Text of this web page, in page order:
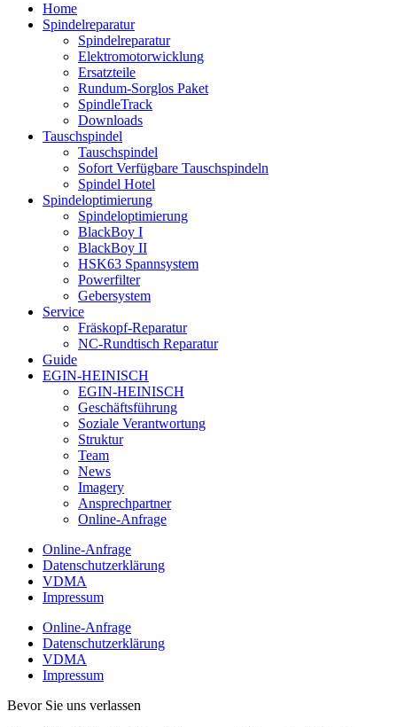
Home
Spindelreparatur
Spindelreparatur
Elektromotorwicklung
Ersatzteile
Rundum-Sorglos Paket
SpindleTrack
Downloads
Tauschspindel
Tauschspindel
Sofort Verfügbare Tauschspindeln
Spindel Hotel
Spindeloptimierung
Spindeloptimierung
BlackBoy I
BlackBoy II
HSK63 Spannsystem
Powerfilter
Gebersystem
Service
Fräskopf-Reparatur
NC-Rundtisch Reparatur
Guide
EGIN-HEINISCH
EGIN-HEINISCH
Geschäftsführung
Soziale Verantwortung
Struktur
Team
News
Imagery
Ansprechpartner
Online-Anfrage
Online-Anfrage
Datenschutzerklärung
VDMA
Impressum
Online-Anfrage
Datenschutzerklärung
VDMA
Impressum
Bevor Sie uns verlassen